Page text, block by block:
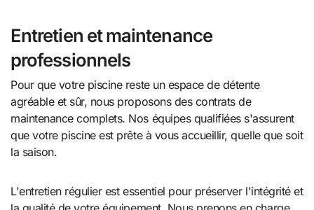
Entretien et maintenance
professionnels
Pour que votre piscine reste un espace de détente
agréable et sûr, nous proposons des contrats de
maintenance complets. Nos équipes qualifiées s'assurent
que votre piscine est prête à vous accueillir, quelle que soit
la saison.
L'entretien régulier est essentiel pour préserver l'intégrité et